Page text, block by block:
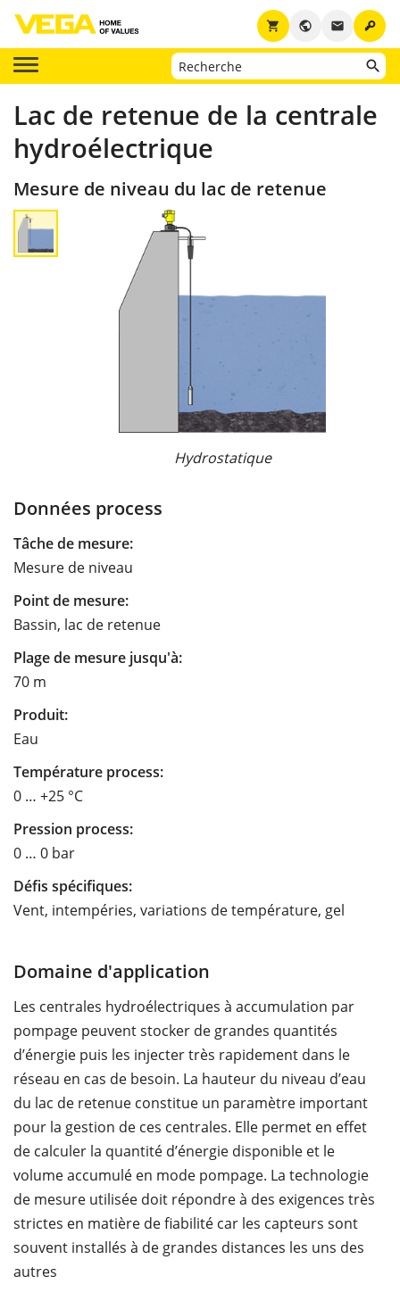
key
email
public
shopping_cart
Lac de retenue de la centrale
hydroélectrique
Mesure de niveau du lac de retenue
Hydrostatique
Données process
Tâche de mesure:
Mesure de niveau
Point de mesure:
Bassin, lac de retenue
Plage de mesure jusqu'à:
70 m
Produit:
Eau
Température process:
0 … +25 °C
Pression process:
0 … 0 bar
Défis spécifiques:
Vent, intempéries, variations de température, gel
Domaine d'application
Les centrales hydroélectriques à accumulation par
pompage peuvent stocker de grandes quantités
d’énergie puis les injecter très rapidement dans le
réseau en cas de besoin. La hauteur du niveau d’eau
du lac de retenue constitue un paramètre important
pour la gestion de ces centrales. Elle permet en effet
de calculer la quantité d’énergie disponible et le
volume accumulé en mode pompage. La technologie
de mesure utilisée doit répondre à des exigences très
strictes en matière de fiabilité car les capteurs sont
souvent installés à de grandes distances les uns des
autres